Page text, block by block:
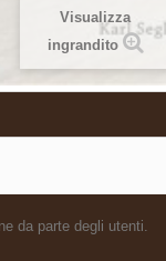
Visualizza
ingrandito
da parte degli utenti.